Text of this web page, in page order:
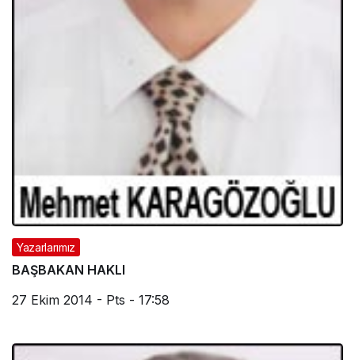
Yazarlarımız
BAŞBAKAN HAKLI
27 Ekim 2014 - Pts - 17:58